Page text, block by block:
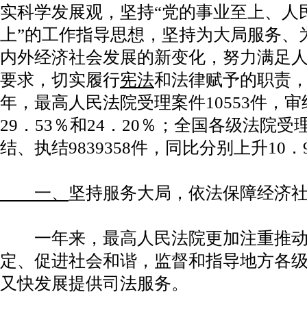
实科学发展观，坚持“党的事业至上、人
上”的工作指导思想，坚持为大局服务
内外经济社会发展的新变化，努力满足
要求，切实履行宪法和法律赋予的职责
年，最高人民法院受理案件10553件，
29．53％和24．20％；全国各级法院受
结、执结9839358件，同比分别上升10
一、 坚持服务大局，依法保障经济
一年来，最高人民法院更加注重推动
定、促进社会和谐，监督和指导地方各
又快发展提供司法服务。